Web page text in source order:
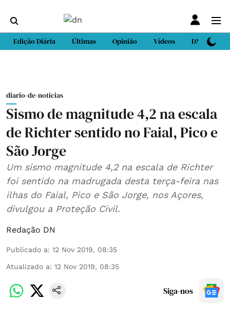
Edição Diária Últimas Opinião Vídeos DN Sport
diario-de-noticias
Sismo de magnitude 4,2 na escala
de Richter sentido no Faial, Pico e
São Jorge
Um sismo magnitude 4,2 na escala de Richter
foi sentido na madrugada desta terça-feira nas
ilhas do Faial, Pico e São Jorge, nos Açores,
divulgou a Proteção Civil.
Redação DN
Publicado a: 12 Nov 2019, 08:35
Atualizado a: 12 Nov 2019, 08:35
Siga-nos